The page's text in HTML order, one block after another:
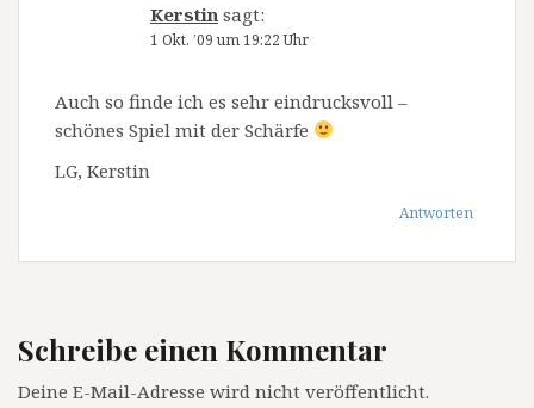
Kerstin sagt:
1 Okt. ’09 um 19:22 Uhr
Auch so finde ich es sehr eindrucksvoll –
schönes Spiel mit der Schärfe
LG, Kerstin
Antworten
Schreibe einen Kommentar
Deine E-Mail-Adresse wird nicht veröffentlicht.